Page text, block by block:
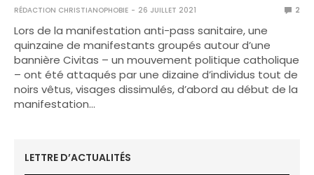
RÉDACTION CHRISTIANOPHOBIE 26 JUILLET 2021 2
Lors de la manifestation anti-pass sanitaire, une
quinzaine de manifestants groupés autour d’une
bannière Civitas – un mouvement politique catholique
– ont été attaqués par une dizaine d’individus tout de
noirs vêtus, visages dissimulés, d’abord au début de la
manifestation…
LETTRE D’ACTUALITÉS